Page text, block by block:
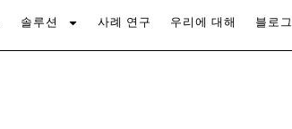
솔루션 사례 연구 우리에 대해 블로그